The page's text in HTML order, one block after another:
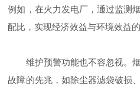
例如，在火力发电厂，通过监测
配比，实现经济效益与环境效益的
维护预警功能也不容忽视。烟
故障的先兆，如除尘器滤袋破损